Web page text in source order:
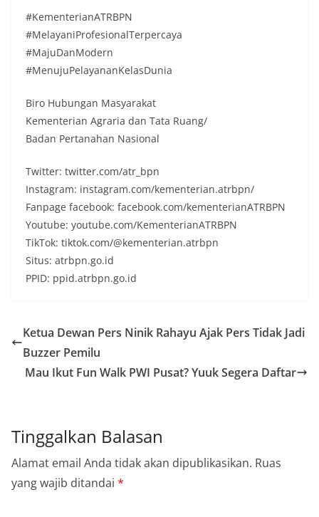
#KementerianATRBPN
#MelayaniProfesionalTerpercaya
#MajuDanModern
#MenujuPelayananKelasDunia
Biro Hubungan Masyarakat
Kementerian Agraria dan Tata Ruang/
Badan Pertanahan Nasional
Twitter: twitter.com/atr_bpn
Instagram: instagram.com/kementerian.atrbpn/
Fanpage facebook: facebook.com/kementerianATRBPN
Youtube: youtube.com/KementerianATRBPN
TikTok: tiktok.com/@kementerian.atrbpn
Situs: atrbpn.go.id
PPID: ppid.atrbpn.go.id
Ketua Dewan Pers Ninik Rahayu Ajak Pers Tidak Jadi
Buzzer Pemilu
Mau Ikut Fun Walk PWI Pusat? Yuuk Segera Daftar
Tinggalkan Balasan
Alamat email Anda tidak akan dipublikasikan. Ruas
yang wajib ditandai *